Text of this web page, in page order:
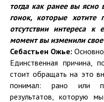
тогда как ранее вы ясно
гонок, которые
отсутствии интереса
момент вы изменили
Себастьен Ожье:
Единственная причина,
стоит обращать на это
понимал: рано или
результатов, которую